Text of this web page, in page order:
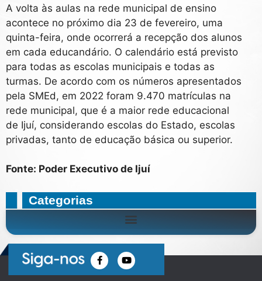
A volta às aulas na rede municipal de ensino
acontece no próximo dia 23 de fevereiro, uma
quinta-feira, onde ocorrerá a recepção dos alunos
em cada educandário. O calendário está previsto
para todas as escolas municipais e todas as
turmas. De acordo com os números apresentados
pela SMEd, em 2022 foram 9.470 matrículas na
rede municipal, que é a maior rede educacional
de Ijuí, considerando escolas do Estado, escolas
privadas, tanto de educação básica ou superior.
Fonte: Poder Executivo de Ijuí
Categorias